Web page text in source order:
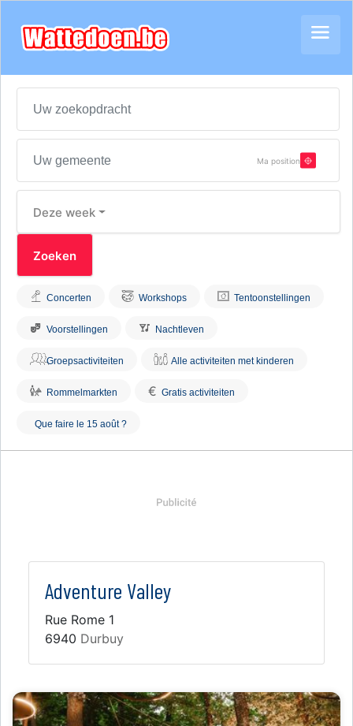
Ma position
Deze week
Concerten Workshops Tentoonstellingen
Voorstellingen Nachtleven
Groepsactiviteiten Alle activiteiten met kinderen
Rommelmarkten € Gratis activiteiten
Que faire le 15 août ?
Adventure Valley
Rue Rome 1
6940 Durbuy